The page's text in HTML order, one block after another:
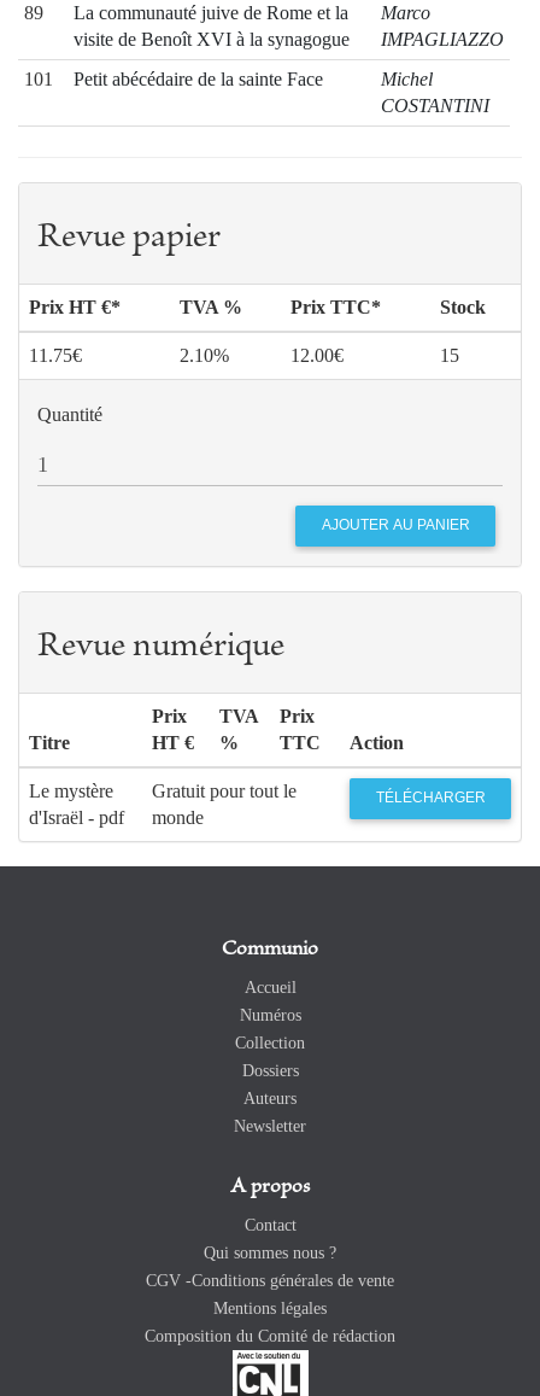
89
La communauté juive de Rome et la
visite de Benoît XVI à la synagogue
Marco
IMPAGLIAZZO
101
Petit abécédaire de la sainte Face
Michel
COSTANTINI
d’Henri de Lubac
PRÉVOTAT
Revue papier
Prix HT €* TVA % Prix TTC* Stock
11.75€ 2.10% 12.00€ 15
Quantité
Revue numérique
Titre
Prix
HT €
TVA
%
Prix
TTC
Action
Le mystère
d'Israël - pdf
Gratuit pour tout le
monde
TÉLÉCHARGER
Communio
Accueil
Numéros
Collection
Dossiers
Auteurs
Newsletter
A propos
Contact
Qui sommes nous ?
CGV -Conditions générales de vente
Mentions légales
Composition du Comité de rédaction